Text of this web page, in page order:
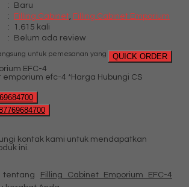
:
Baru
: Filling Cabinet Filling Cabinet Emporium
:
1.615 kali
: Belum ada review
QUICK ORDER
untuk pemesanan yang
EFC-4
*Harga Hubungi CS
kontak kami untuk mendapatkan
ini.
tentang
Filling Cabinet Emporium EFC-4